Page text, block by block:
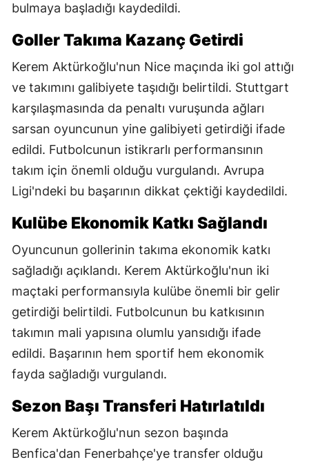
bulmaya başladığı kaydedildi.
Goller Takıma Kazanç Getirdi
Kerem Aktürkoğlu'nun Nice maçında iki gol attığı
ve takımını galibiyete taşıdığı belirtildi. Stuttgart
karşılaşmasında da penaltı vuruşunda ağları
sarsan oyuncunun yine galibiyeti getirdiği ifade
edildi. Futbolcunun istikrarlı performansının
takım için önemli olduğu vurgulandı. Avrupa
Ligi'ndeki bu başarının dikkat çektiği kaydedildi.
Kulübe Ekonomik Katkı Sağlandı
Oyuncunun gollerinin takıma ekonomik katkı
sağladığı açıklandı. Kerem Aktürkoğlu'nun iki
maçtaki performansıyla kulübe önemli bir gelir
getirdiği belirtildi. Futbolcunun bu katkısının
takımın mali yapısına olumlu yansıdığı ifade
edildi. Başarının hem sportif hem ekonomik
fayda sağladığı vurgulandı.
Sezon Başı Transferi Hatırlatıldı
Kerem Aktürkoğlu'nun sezon başında
Benfica'dan Fenerbahçe'ye transfer olduğu